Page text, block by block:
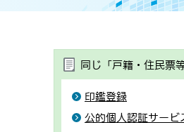
同じ「戸籍・住民票
印鑑登録
公的個人認証サービ